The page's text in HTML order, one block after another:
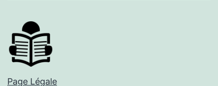
Page Légale